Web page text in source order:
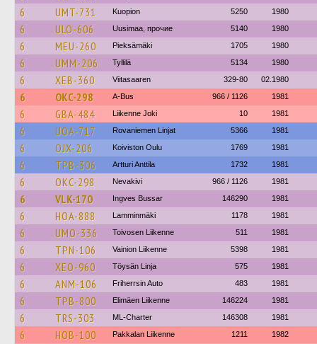
6 UMT-731 Kuopion 5250 1980
6 ULO-606 Uusimaa, прочие 5140 1980
6 MEU-260 Pieksämäki 1705 1980
6 UMM-206 Tyllilä 5134 1980
6 XEB-360 Viitasaaren 329-80 02.1980
6 OKC-298 A-Bus 966 / 1126 1981
6 GBA-484 Liikenne Joki 10 1981
6 UOA-717 Rovaniemen Linjat 5366 1981
6 OJX-206 Koiviston Oulu 1769 1981
6 TPB-306 Artturi Anttila 1732 1981
6 OKC-298 Nevakivi 966 / 1126 1981
6 VLK-170 Ingves Bussar 146290 1981
6 HOA-888 Lamminmäki 1178 1981
6 UMO-336 Toivosen Liikenne 511 1981
6 TPN-106 Vainion Liikenne 5398 1981
6 XEO-960 Töysän Linja 575 1981
6 ANM-106 Friherrsin Auto 483 1981
6 TPB-800 Elimäen Liikenne 146224 1981
6 TRS-303 ML-Charter 146308 1981
6 HOB-100 Pakkalan Liikenne 1211 1982